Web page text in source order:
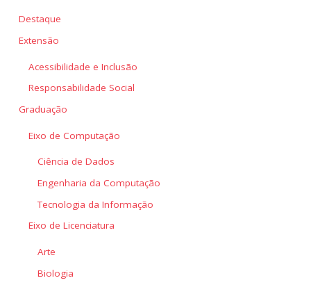
Destaque
Extensão
Acessibilidade e Inclusão
Responsabilidade Social
Graduação
Eixo de Computação
Ciência de Dados
Engenharia da Computação
Tecnologia da Informação
Eixo de Licenciatura
Arte
Biologia